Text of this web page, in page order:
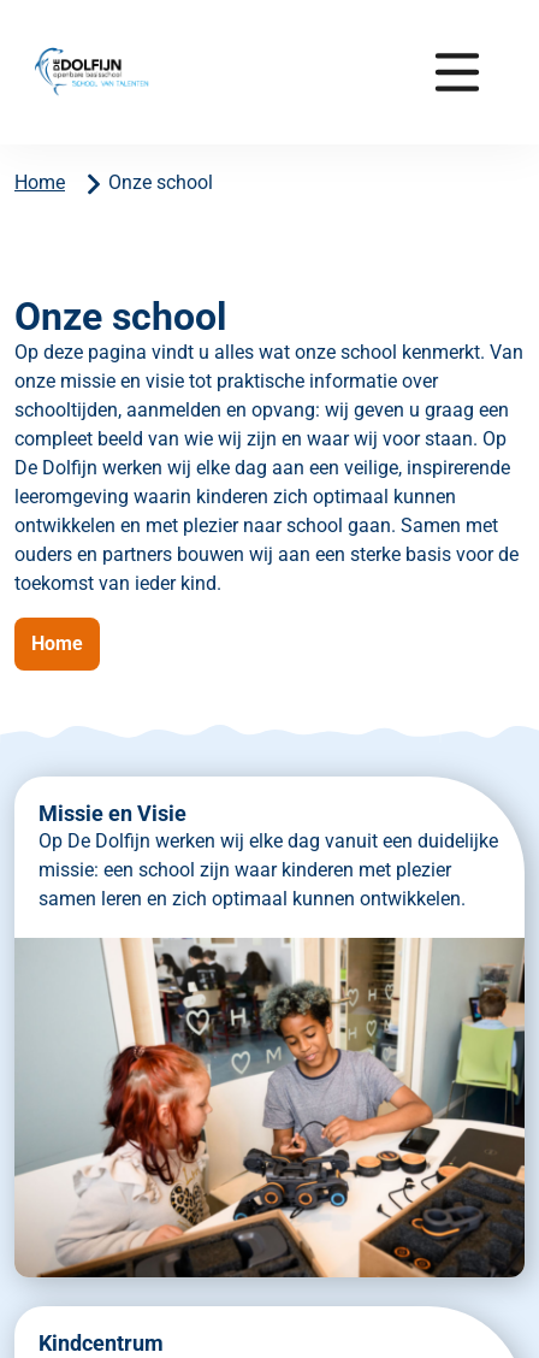
Home Onze school
Onze school
Op deze pagina vindt u alles wat onze school kenmerkt. Van
onze missie en visie tot praktische informatie over
schooltijden, aanmelden en opvang: wij geven u graag een
compleet beeld van wie wij zijn en waar wij voor staan. Op
De Dolfijn werken wij elke dag aan een veilige, inspirerende
leeromgeving waarin kinderen zich optimaal kunnen
ontwikkelen en met plezier naar school gaan. Samen met
ouders en partners bouwen wij aan een sterke basis voor de
toekomst van ieder kind.
Home
Missie en Visie
Op De Dolfijn werken wij elke dag vanuit een duidelijke
missie: een school zijn waar kinderen met plezier
samen leren en zich optimaal kunnen ontwikkelen.
Kindcentrum